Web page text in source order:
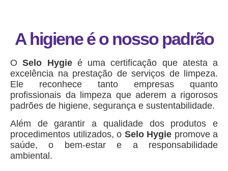
A higiene é o nosso padrão
OSelo Hygieé uma certificação que atesta a
excelência na prestação de serviços de limpeza.
Ele reconhece tanto empresas quanto
profissionais da limpeza que aderem a rigorosos
padrões de higiene, segurança e sustentabilidade.
Além de garantir a qualidade dos produtos e
procedimentos utilizados, o Selo Hygie promove a
saúde, o bem-estar e a responsabilidade
ambiental.